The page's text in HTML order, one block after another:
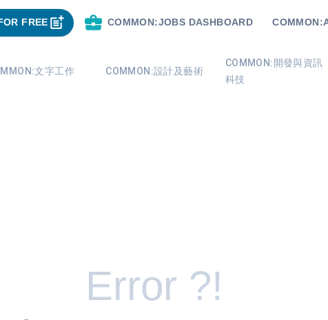
FREE COMMON:JOBS DASHBOARD
文字工作 COMMON:設計及藝術
COMMON:開發與資訊
科技
Error ?!